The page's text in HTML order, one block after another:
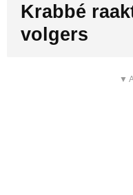
Krabbé
volgers
▼